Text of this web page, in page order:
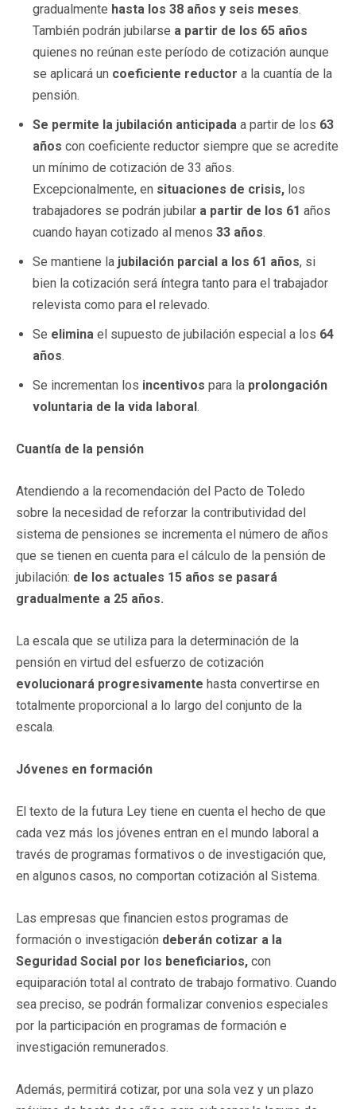
gradualmente hasta los 38 años y seis meses.
También podrán jubilarse a partir de los 65 años
quienes no reúnan este período de cotización aunque
se aplicará un coeficiente reductor a la cuantía de la
pensión.
Se permite la jubilación anticipada a partir de los 63
años con coeficiente reductor siempre que se acredite
un mínimo de cotización de 33 años.
Excepcionalmente, en situaciones de crisis, los
trabajadores se podrán jubilar a partir de los 61 años
cuando hayan cotizado al menos 33 años.
Se mantiene la jubilación parcial a los 61 años, si
bien la cotización será íntegra tanto para el trabajador
relevista como para el relevado.
Se elimina el supuesto de jubilación especial a los 64
años.
Se incrementan los incentivos para la prolongación
voluntaria de la vida laboral.
Cuantía de la pensión
Atendiendo a la recomendación del Pacto de Toledo
sobre la necesidad de reforzar la contributividad del
sistema de pensiones se incrementa el número de años
que se tienen en cuenta para el cálculo de la pensión de
jubilación: de los actuales 15 años se pasará
gradualmente a 25 años.
La escala que se utiliza para la determinación de la
pensión en virtud del esfuerzo de cotización
evolucionará progresivamente hasta convertirse en
totalmente proporcional a lo largo del conjunto de la
escala.
Jóvenes en formación
El texto de la futura Ley tiene en cuenta el hecho de que
cada vez más los jóvenes entran en el mundo laboral a
través de programas formativos o de investigación que,
en algunos casos, no comportan cotización al Sistema.
Las empresas que financien estos programas de
formación o investigación deberán cotizar a la
Seguridad Social por los beneficiarios, con
equiparación total al contrato de trabajo formativo. Cuando
sea preciso, se podrán formalizar convenios especiales
por la participación en programas de formación e
investigación remunerados.
Además, permitirá cotizar, por una sola vez y un plazo